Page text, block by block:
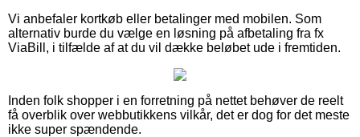
Vi anbefaler kortkøb eller betalinger med mobilen. Som
alternativ burde du vælge en løsning på afbetaling fra fx
ViaBill, i tilfælde af at du vil dække beløbet ude i fremtiden.
Inden folk shopper i en forretning på nettet behøver de reelt
få overblik over webbutikkens vilkår, det er dog for det meste
ikke super spændende.